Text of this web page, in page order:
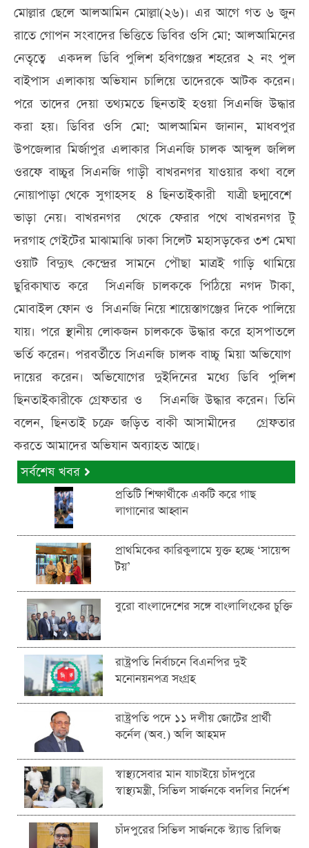
মোল্লার ছেলে আলআমিন মোল্লা(২৬)। এর আগে গত ৬ জুন
রাতে গোপন সংবাদের ভিত্তিতে ডিবির ওসি মো: আলআমিনের
নেতৃত্বে একদল ডিবি পুলিশ হবিগঞ্জের শহরের ২ নং পুল
বাইপাস এলাকায় অভিযান চালিয়ে তাদেরকে আটক করেন।
পরে তাদের দেয়া তথ্যমতে ছিনতাই হওয়া সিএনজি উদ্ধার
করা হয়। ডিবির ওসি মো: আলআমিন জানান, মাধবপুর
উপজেলার মির্জাপুর এলাকার সিএনজি চালক আব্দুল জলিল
ওরফে বাচ্চুর সিএনজি গাড়ী বাখরনগর যাওয়ার কথা বলে
নোয়াপাড়া থেকে সুগাহসহ ৪ ছিনতাইকারী যাত্রী ছদ্মবেশে
ভাড়া নেয়। বাখরনগর থেকে ফেরার পথে বাখরনগর টু
দরগাহ গেইটের মাঝামাঝি ঢাকা সিলেট মহাসড়কের ৩শ মেঘা
ওয়াট বিদ্যুৎ কেন্দ্রের সামনে পৌছা মাত্রই গাড়ি থামিয়ে
ছুরিকাঘাত করে সিএনজি চালককে পিঠিয়ে নগদ টাকা,
মোবাইল ফোন ও সিএনজি নিয়ে শায়েস্তাগঞ্জের দিকে পালিয়ে
যায়। পরে স্থানীয় লোকজন চালককে উদ্ধার করে হাসপাতলে
ভর্তি করেন। পরবর্তীতে সিএনজি চালক বাচ্চু মিয়া অভিযোগ
দায়ের করেন। অভিযোগের দুইদিনের মধ্যে ডিবি পুলিশ
ছিনতাইকারীকে গ্রেফতার ও সিএনজি উদ্ধার করেন। তিনি
বলেন, ছিনতাই চক্রে জড়িত বাকী আসামীদের গ্রেফতার
করতে আমাদের অভিযান অব্যাহত আছে।
সর্বশেষ খবর
প্রতিটি শিক্ষার্থীকে একটি করে গাছ
লাগানোর আহ্বান
প্রাথমিকের কারিকুলামে যুক্ত হচ্ছে ‘সায়েন্স
টয়’
বুরো বাংলাদেশের সঙ্গে বাংলালিংকের চুক্তি
রাষ্ট্রপতি নির্বাচনে বিএনপির দুই
মনোনয়নপত্র সংগ্রহ
রাষ্ট্রপতি পদে ১১ দলীয় জোটের প্রার্থী
কর্নেল (অব.) অলি আহমদ
স্বাস্থ্যসেবার মান যাচাইয়ে চাঁদপুরে
স্বাস্থ্যমন্ত্রী, সিভিল সার্জনকে বদলির নির্দেশ
চাঁদপুরের সিভিল সার্জনকে স্ট্যান্ড রিলিজ